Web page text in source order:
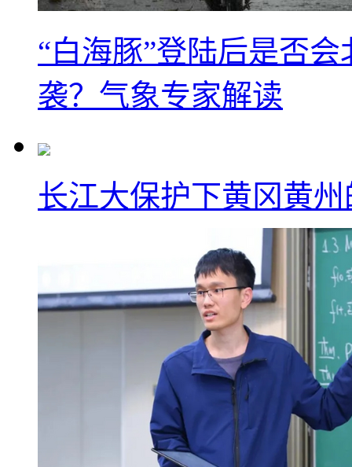
“白海豚”登陆后是否
袭？气象专家解读
长江大保护下黄冈黄